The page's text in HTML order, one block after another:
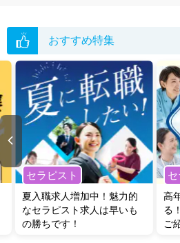
更新）
サイト上に掲載されている求人の他に、
転職支援サービス
にお申し込みいただく
う求人を提案させていただきます。
神奈川県の管理栄養士/栄養士求人では以
土日祝休・ 積極採用中 ・ 新卒OK
クリニック
・介護福祉施設 訪問リ
リ
保育園・整骨院 ・ その他
他の条件でも人気の求人がございますの
いただくか、お気軽にお問い合わせくださ
全国の管理栄養士/栄養士求人
から検索い
無料転職支援サービス にお申し込みいただ
グした上で求人をご提案いたします。
おすすめ特集
セラピスト
夏入職求人増加中！魅力的
なセラピスト求人は早いも
の勝ちです！
セ
高
る
ご